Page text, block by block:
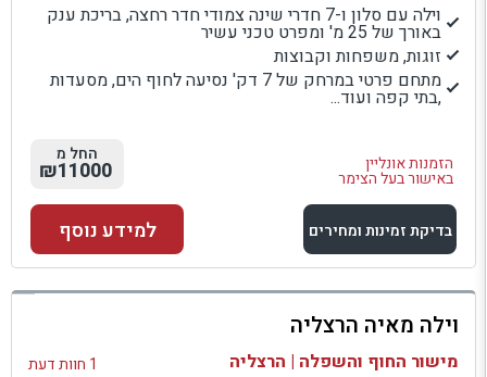
וילה עם סלון ו-7 חדרי שינה צמודי חדר רחצה, בריכת ענק
באורך של 25 מ' ומפרט טכני עשיר
זוגות, משפחות וקבוצות
מתחם פרטי במרחק של 7 דק' נסיעה לחוף הים, מסעדות
,בתי קפה ועוד...
הזמנות אונליין
באישור בעל הצימר
החל מ
₪11000
בדיקת זמינות ומחירים
למתחם זה
בדיקת זמינות ומחירים
למידע נוסף
וילה מאיה הרצליה
מישור החוף והשפלה | הרצליה 1 חוות דעת